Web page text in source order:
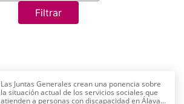
Filtrar
Las Juntas Generales crean una ponencia sobre
la situación actual de los servicios sociales que
atienden a personas con discapacidad en Álava y